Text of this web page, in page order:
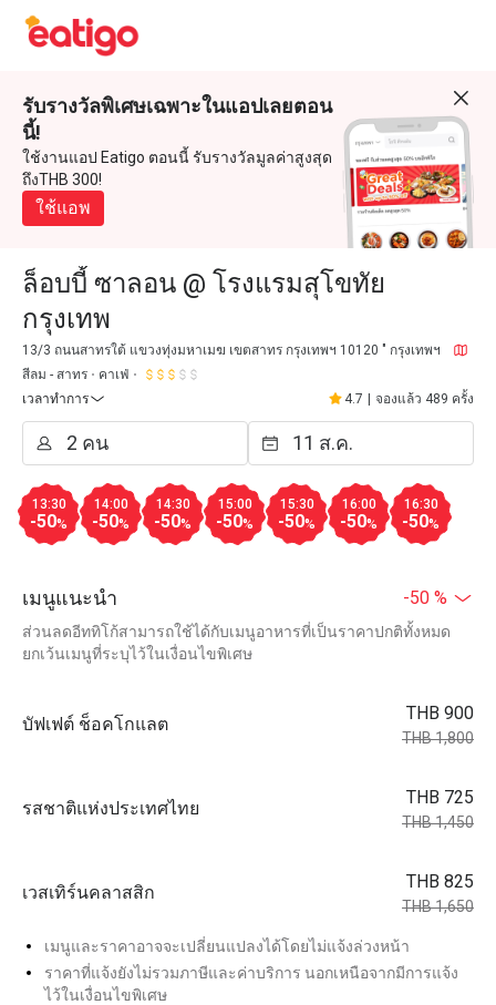
รับรางวัลพิเศษเฉพาะในแอปเลยตอน
นี้!
ใช้งานแอป Eatigo ตอนนี้ รับรางวัลมูลค่าสูงสุด
ถึงTHB 300!
ใช้แอพ
ล็อบบี้ ซาลอน @ โรงแรมสุโขทัย
กรุงเทพ
13/3 ถนนสาทรใต้ แขวงทุ่งมหาเมฆ เขตสาทร กรุงเทพฯ 10120 " กรุงเทพฯ
สีลม - สาทร
คาเฟ่
เวลาทำการ
4.7 จองแล้ว 489 ครั้ง
13:30
-50%
14:00
-50%
14:30
-50%
15:00
-50%
15:30
-50%
16:00
-50%
16:30
-50%
เมนูแนะนำ -50 %
ส่วนลดอีททิโก้สามารถใช้ได้กับเมนูอาหารที่เป็นราคาปกติทั้งหมด
ยกเว้นเมนูที่ระบุไว้ในเงื่อนไขพิเศษ
บัฟเฟต์ ช็อคโกแลต
THB 900
THB 1,800
รสชาติแห่งประเทศไทย
THB 725
THB 1,450
เวสเทิร์นคลาสสิก
THB 825
THB 1,650
เมนูและราคาอาจจะเปลี่ยนแปลงได้โดยไม่แจ้งล่วงหน้า
ราคาที่แจ้งยังไม่รวมภาษีและค่าบริการ นอกเหนือจากมีการแจ้ง
ไว้ในเงื่อนไขพิเศษ